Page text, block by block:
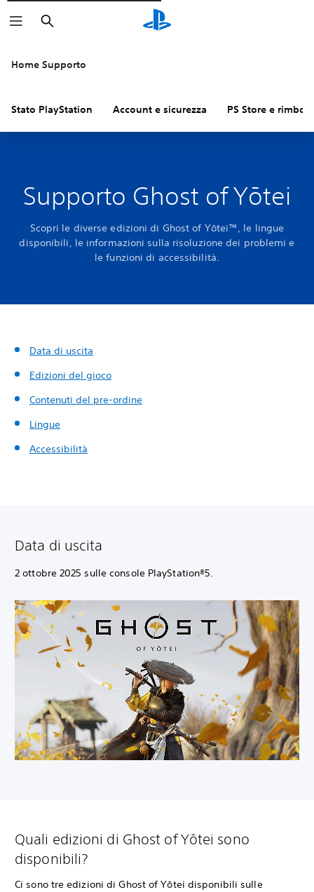
Cerca
Home Supporto
Stato PlayStation Account e sicurezza PS Store e
Supporto Ghost of Yōtei
Scopri le diverse edizioni di Ghost of Yōtei™, le lingue
disponibili, le informazioni sulla risoluzione dei problemi e
le funzioni di accessibilità.
Data di uscita
Edizioni del gioco
Contenuti del pre-ordine
Lingue
Accessibilità
Data di uscita
2 ottobre 2025 sulle console PlayStation®5.
Quali edizioni di Ghost of Yōtei sono
disponibili?
Ci sono tre edizioni di Ghost of Yōtei disponibili sulle